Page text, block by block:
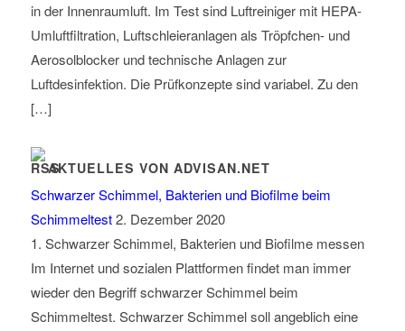
in der Innenraumluft. Im Test sind Luftreiniger mit HEPA-
Umluftfiltration, Luftschleieranlagen als Tröpfchen- und
Aerosolblocker und technische Anlagen zur
Luftdesinfektion. Die Prüfkonzepte sind variabel. Zu den
[…]
AKTUELLES VON ADVISAN.NET
Schwarzer Schimmel, Bakterien und Biofilme beim
Schimmeltest 2. Dezember 2020
1. Schwarzer Schimmel, Bakterien und Biofilme messen
Im Internet und sozialen Plattformen findet man immer
wieder den Begriff schwarzer Schimmel beim
Schimmeltest. Schwarzer Schimmel soll angeblich eine